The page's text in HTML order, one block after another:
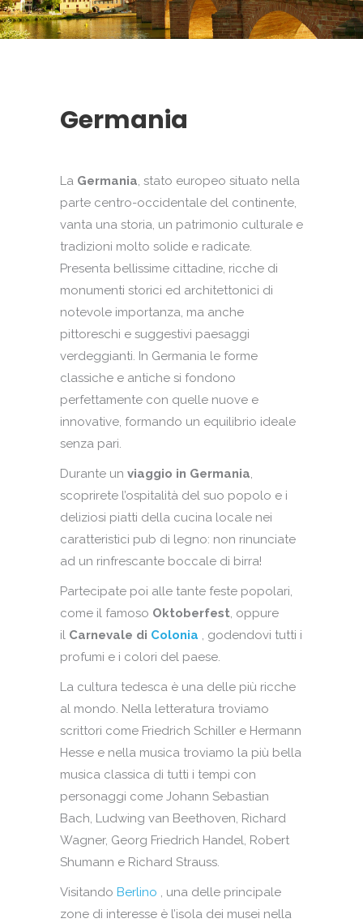
Germania
La Germania, stato europeo situato nella
parte centro-occidentale del continente,
vanta una storia, un patrimonio culturale e
tradizioni molto solide e radicate.
Presenta bellissime cittadine, ricche di
monumenti storici ed architettonici di
notevole importanza, ma anche
pittoreschi e suggestivi paesaggi
verdeggianti. In Germania le forme
classiche e antiche si fondono
perfettamente con quelle nuove e
innovative, formando un equilibrio ideale
senza pari.
Durante un viaggio in Germania,
scoprirete l’ospitalità del suo popolo e i
deliziosi piatti della cucina locale nei
caratteristici pub di legno: non rinunciate
ad un rinfrescante boccale di birra!
Partecipate poi alle tante feste popolari,
come il famoso Oktoberfest, oppure
il Carnevale di Colonia , godendovi tutti i
profumi e i colori del paese.
La cultura tedesca è una delle più ricche
al mondo. Nella letteratura troviamo
scrittori come Friedrich Schiller e Hermann
Hesse e nella musica troviamo la più bella
musica classica di tutti i tempi con
personaggi come Johann Sebastian
Bach, Ludwing van Beethoven, Richard
Wagner, Georg Friedrich Handel, Robert
Shumann e Richard Strauss.
Visitando Berlino , una delle principale
zone di interesse è l’isola dei musei nella